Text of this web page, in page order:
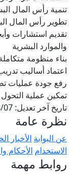
البشري
البشري
وأبحاث
للقيادات
تدريب متنوعة
تطوير موظفي
التحول
السعودية
الخدمات
والشروط